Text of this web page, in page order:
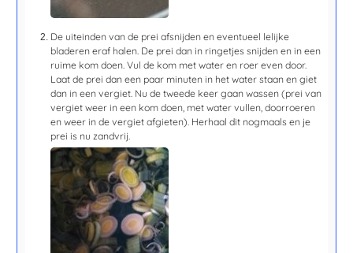
De uiteinden van de prei afsnijden en eventueel lelijke
bladeren eraf halen. De prei dan in ringetjes snijden en in een
ruime kom doen. Vul de kom met water en roer even door.
Laat de prei dan een paar minuten in het water staan en giet
dan in een vergiet. Nu de tweede keer gaan wassen (prei van
vergiet weer in een kom doen, met water vullen, doorroeren
en weer in de vergiet afgieten). Herhaal dit nogmaals en je
prei is nu zandvrij.